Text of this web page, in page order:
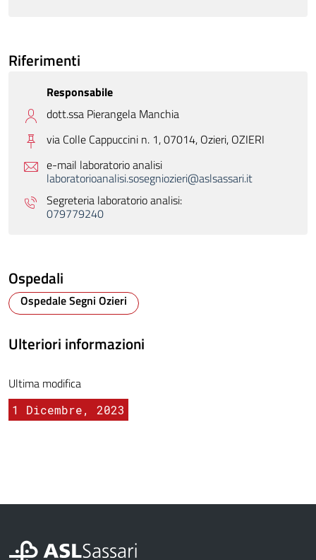
Riferimenti
Responsabile
dott.ssa Pierangela Manchia
via Colle Cappuccini n. 1, 07014, Ozieri, OZIERI
e-mail laboratorio analisi
laboratorioanalisi.sosegniozieri@aslsassari.it
Segreteria laboratorio analisi:
079779240
Ospedali
Ospedale Segni Ozieri
Ulteriori informazioni
Ultima modifica
1 Dicembre, 2023